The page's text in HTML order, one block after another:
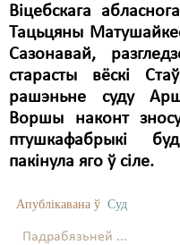
Віцебскага
Тацьцяны
Сазонавай,
старасты вёскі
рашэньне суду
Воршы наконт
птушкафабрыкі
пакінула яго ў сіле.
Апублікавана ў Суд
Падрабязьней ...